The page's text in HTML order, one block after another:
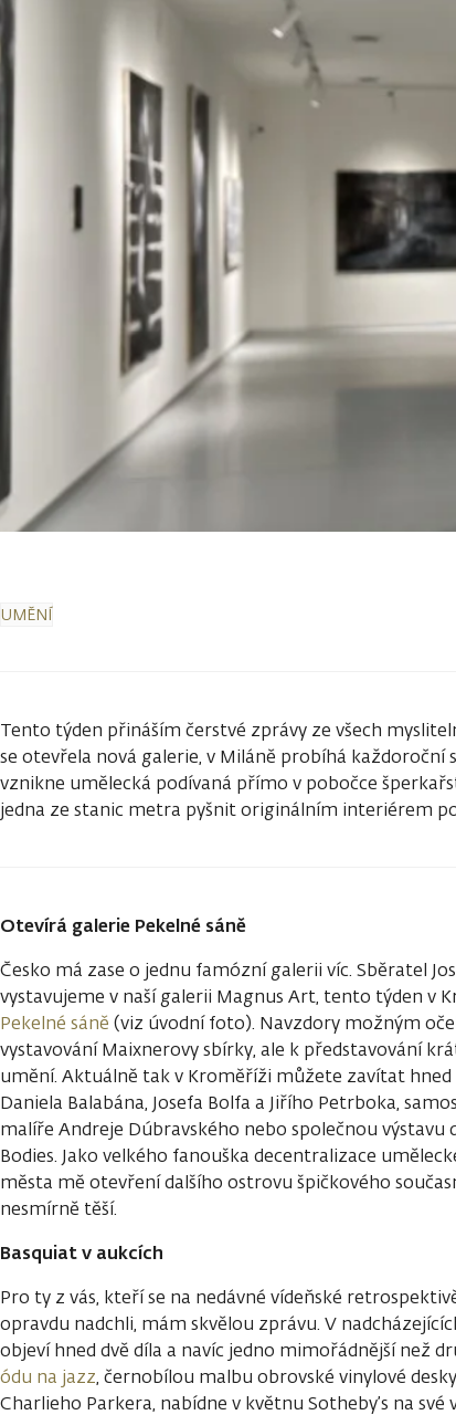
UMĚNÍ
Tento týden přináším čerstvé zprávy ze všech
se otevřela nová galerie, v Miláně probíhá každoroční
vznikne umělecká podívaná přímo v pobočce
jedna ze stanic metra pyšnit originálním interiérem
Otevírá galerie Pekelné sáně
Česko má zase o jednu famózní galerii víc. Sběratel
vystavujeme v naší galerii Magnus Art, tento týden v
Pekelné sáně (viz úvodní foto). Navzdory možným
vystavování Maixnerovy sbírky, ale k představování
umění. Aktuálně tak v Kroměříži můžete zavítat
Daniela Balabána, Josefa Bolfa a Jiřího Petrboka,
malíře Andreje Dúbravského nebo společnou
Bodies. Jako velkého fanouška decentralizace
města mě otevření dalšího ostrovu špičkového
nesmírně těší.
Basquiat v aukcích
Pro ty z vás, kteří se na nedávné vídeňské
opravdu nadchli, mám skvělou zprávu. V
objeví hned dvě díla a navíc jedno mimořádnější než
ódu na jazz, černobílou malbu obrovské vinylové
Charlieho Parkera, nabídne v květnu Sotheby’s na